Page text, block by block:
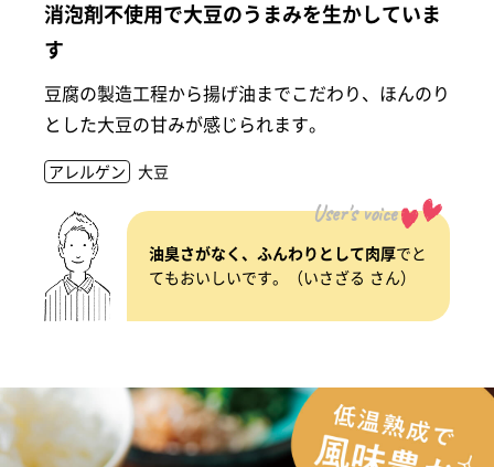
消泡剤不使用で大豆のうまみを生かしていま
す
豆腐の製造工程から揚げ油までこだわり、ほんのり
とした大豆の甘みが感じられます。
アレルゲン 大豆
User's voice
油臭さがなく、ふんわりとして肉厚でと
てもおいしいです。（いさざる さん）